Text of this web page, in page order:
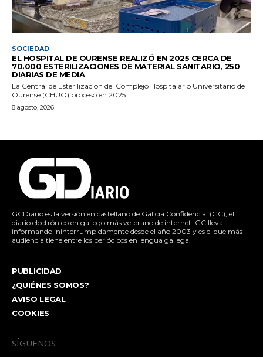
SOCIEDAD
EL HOSPITAL DE OURENSE REALIZÓ EN 2025 CERCA DE
70.000 ESTERILIZACIONES DE MATERIAL SANITARIO, 250
DIARIAS DE MEDIA
La Central de Esterilización del Complejo Hospitalario Universitario de
Ourense (CHUO) procesó en 2025...
8 agosto, 2026
GCDiario es la versión en castellano de Galicia Confidencial (GC), el
diario electrónico en gallego más veterano de internet. GC lleva
informando ininterrumpidamente desde el año 2003 y es el que más
audiencia tiene entre los periódicos en lengua gallega.
PUBLICIDAD
¿QUIÉNES SOMOS?
AVISO LEGAL
COOKIES
SÍGUENOS